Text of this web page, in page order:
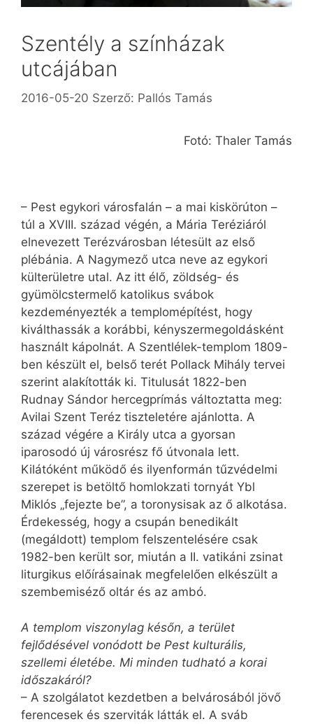
Szentély a színházak
utcájában
2016-05-20 Szerző: Pallós Tamás
Fotó: Thaler Tamás
– Pest egykori városfalán – a mai kiskörúton –
túl a XVIII. század végén, a Mária Teréziáról
elnevezett Terézvárosban létesült az első
plébánia. A Nagymező utca neve az egykori
külterületre utal. Az itt élő, zöldség- és
gyümölcstermelő katolikus svábok
kezdeményezték a templomépítést, hogy
kiválthassák a korábbi, kényszermegoldásként
használt kápolnát. A Szentlélek-templom 1809-
ben készült el, belső terét Pollack Mihály tervei
szerint alakították ki. Titulusát 1822-ben
Rudnay Sándor hercegprímás változtatta meg:
Avilai Szent Teréz tiszteletére ajánlotta. A
század végére a Király utca a gyorsan
iparosodó új városrész fő útvonala lett.
Kilátóként működő és ilyenformán tűzvédelmi
szerepet is betöltő homlokzati tornyát Ybl
Miklós „fejezte be”, a toronysisak az ő alkotása.
Érdekesség, hogy a csupán be­nedikált
(megáldott) templom felszentelésére csak
1982-ben került sor, miután a II. vatikáni zsinat
liturgikus előírásainak megfelelően elkészült a
szembemiséző oltár és az ambó.
A templom viszonylag későn, a terület
fejlődésével vonódott be Pest kulturális,
szellemi életébe. Mi minden tudható a korai
időszakáról?
– A szolgálatot kezdetben a belvárosából jövő
ferencesek és szerviták látták el. A sváb